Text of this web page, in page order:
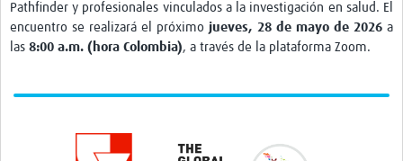
Pathfinder y profesionales vinculados a la investigación en salud. El
encuentro se realizará el próximo jueves, 28 de mayo de 2026a
las 8:00 a.m. (hora Colombia), a través de la plataforma Zoom.